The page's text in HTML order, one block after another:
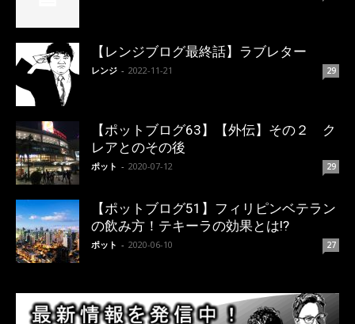
【レンジブログ最終話】ラブレター
レンジ - 2022-11-21 29
【ポットブログ63】【外伝】その２ ク
レアとのその後
ポット - 2020-07-12 29
【ポットブログ51】フィリピンベテラン
の飲み方！テキーラの効果とは!?
ポット - 2020-06-10 27